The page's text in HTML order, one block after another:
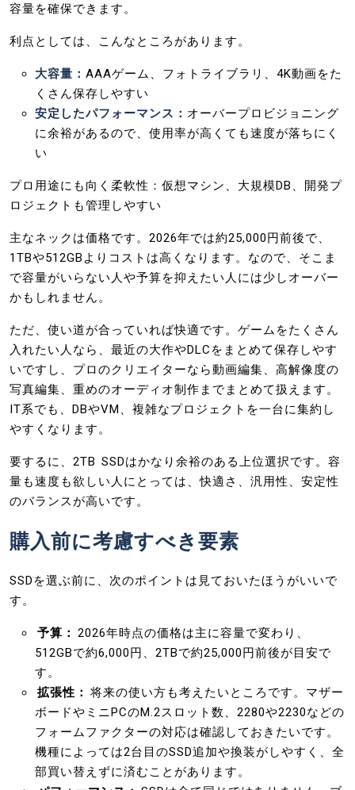
容量を確保できます。
利点としては、こんなところがあります。
大容量： AAAゲーム、フォトライブラリ、4K動画をた
くさん保存しやすい
安定したパフォーマンス： オーバープロビジョニング
に余裕があるので、使用率が高くても速度が落ちにく
い
プロ用途にも向く柔軟性：仮想マシン、大規模DB、開発プ
ロジェクトも管理しやすい
主なネックは価格です。2026年では約25,000円前後で、
1TBや512GBよりコストは高くなります。なので、そこま
で容量がいらない人や予算を抑えたい人には少しオーバー
かもしれません。
ただ、使い道が合っていれば快適です。ゲームをたくさん
入れたい人なら、最近の大作やDLCをまとめて保存しやす
いですし、プロのクリエイターなら動画編集、高解像度の
写真編集、重めのオーディオ制作までまとめて扱えます。
IT系でも、DBやVM、複雑なプロジェクトを一台に集約し
やすくなります。
要するに、2TB SSDはかなり余裕のある上位選択です。容
量も速度も欲しい人にとっては、快適さ、汎用性、安定性
のバランスが高いです。
購入前に考慮すべき要素
SSDを選ぶ前に、次のポイントは見ておいたほうがいいで
す。
予算： 2026年時点の価格は主に容量で変わり、
512GBで約6,000円、2TBで約25,000円前後が目安で
す。
拡張性： 将来の使い方も考えたいところです。マザー
ボードやミニPCのM.2スロット数、2280や2230などの
フォームファクターの対応は確認しておきたいです。
機種によっては2台目のSSD追加や換装がしやすく、全
部買い替えずに済むことがあります。